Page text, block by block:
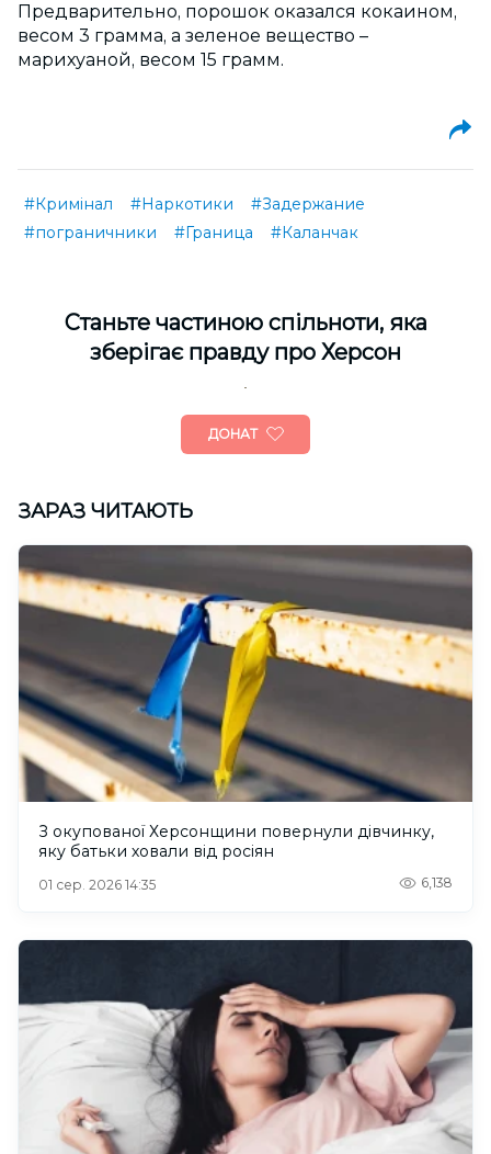
Предварительно, порошок оказался кокаином,
весом 3 грамма, а зеленое вещество –
марихуаной, весом 15 грамм.
#Кримінал #Наркотики
#Задержание
#пограничники
#Граница #Каланчак
Cтаньте частиною спільноти, яка
зберігає правду про Херсон
ДОНАТ
ЗАРАЗ ЧИТАЮТЬ
З окупованої Херсонщини повернули дівчинку,
яку батьки ховали від росіян
01 сер. 2026 14:35 6,138